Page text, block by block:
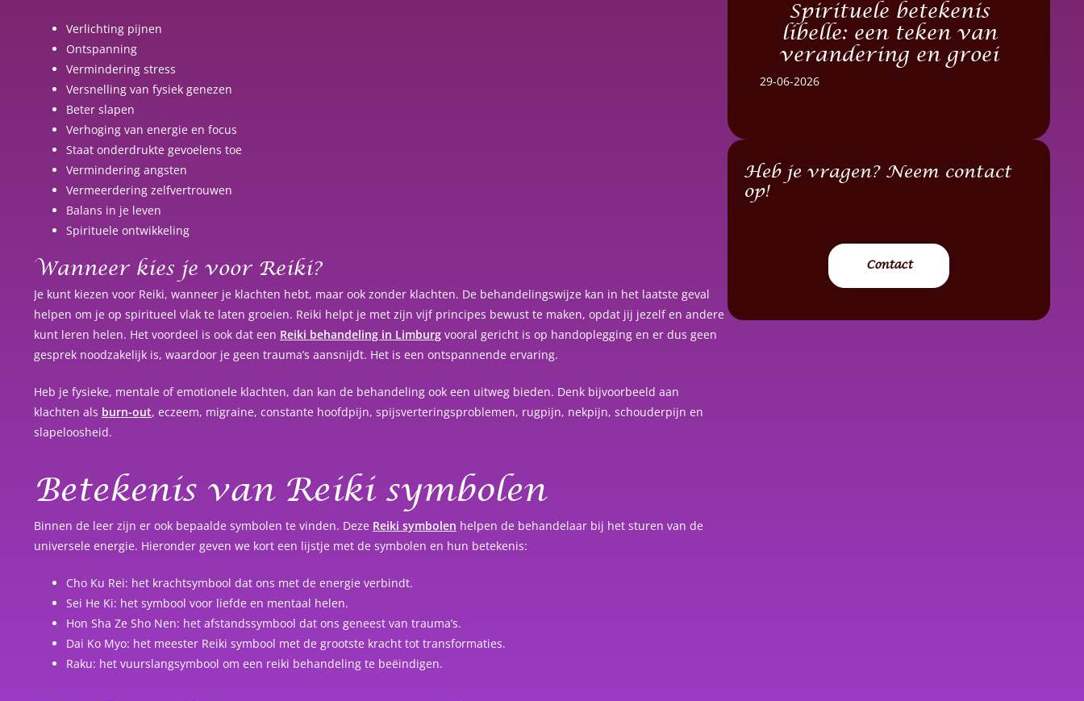
Verlichting pijnen
Ontspanning
Vermindering stress
Versnelling van fysiek genezen
Beter slapen
Verhoging van energie en focus
Staat onderdrukte gevoelens toe
Vermindering angsten
Vermeerdering zelfvertrouwen
Balans in je leven
Spirituele ontwikkeling
Wanneer kies je voor Reiki?
Je kunt kiezen voor Reiki, wanneer je klachten hebt, maar ook zonder klachten. De behandelingswijze kan in het laatste geval
helpen om je op spiritueel vlak te laten groeien. Reiki helpt je met zijn vijf principes bewust te maken, opdat jij jezelf en andere
kunt leren helen. Het voordeel is ook dat een Reiki behandeling in Limburg vooral gericht is op handoplegging en er dus geen
gesprek noodzakelijk is, waardoor je geen trauma’s aansnijdt. Het is een ontspannende ervaring.
Heb je fysieke, mentale of emotionele klachten, dan kan de behandeling ook een uitweg bieden. Denk bijvoorbeeld aan
klachten als burn-out, eczeem, migraine, constante hoofdpijn, spijsverteringsproblemen, rugpijn, nekpijn, schouderpijn en
slapeloosheid.
Betekenis van Reiki symbolen
Binnen de leer zijn er ook bepaalde symbolen te vinden. Deze Reiki symbolen helpen de behandelaar bij het sturen van de
universele energie. Hieronder geven we kort een lijstje met de symbolen en hun betekenis:
Cho Ku Rei: het krachtsymbool dat ons met de energie verbindt.
Sei He Ki: het symbool voor liefde en mentaal helen.
Hon Sha Ze Sho Nen: het afstandssymbool dat ons geneest van trauma’s.
Dai Ko Myo: het meester Reiki symbool met de grootste kracht tot transformaties.
Raku: het vuurslangsymbool om een reiki behandeling te beëindigen.
Spirituele betekenis
libelle: een teken van
verandering en groei
29-06-2026
Heb je vragen? Neem contact
op!
Contact